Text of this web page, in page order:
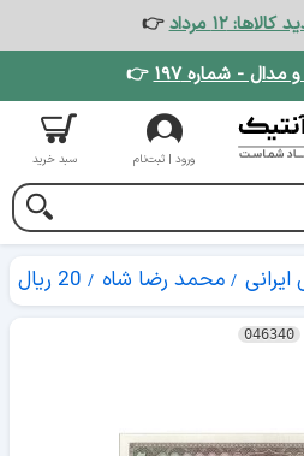
۱۲ مرداد
👉
مدال - شماره ۱۹۷ 👉
ورود | ثبت‌نام سبد خرید
محمد رضا شاه 20 ریال
046340